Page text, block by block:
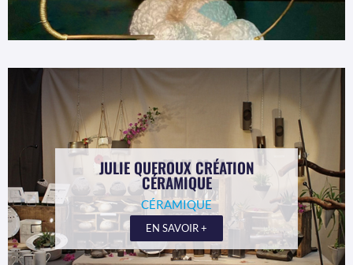
JULIE QUEROUX CRÉATION
CÉRAMIQUE
CÉRAMIQUE
EN SAVOIR +